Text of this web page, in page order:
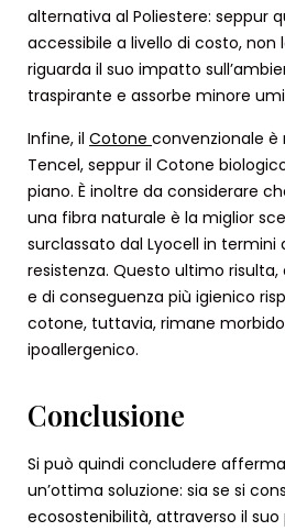
alternativa al Poliestere: seppur
accessibile a livello di costo, non
riguarda il suo impatto
traspirante e assorbe minore
Infine, il Cotone convenzionale è
Tencel, seppur il Cotone
piano. È inoltre da considerare
una fibra naturale è la miglior
surclassato dal Lyocell in termini
resistenza. Questo ultimo
e di conseguenza più igienico
cotone, tuttavia, rimane
ipoallergenico.
Conclusione
Si può quindi concludere
un’ottima soluzione: sia se si
ecosostenibilità, attraverso il